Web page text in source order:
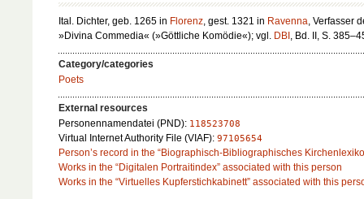
Ital. Dichter, geb. 1265 in Florenz, gest. 1321 in Ravenna, Verfasser
»Divina Commedia« (»Göttliche Komödie«); vgl. DBI , Bd. II, S.
Category/categories
Poets
External resources
Personennamendatei (PND): 118523708
Virtual Internet Authority File (VIAF): 97105654
Person’s record in the “Biographisch-Bibliographisches
Works in the “Digitalen Portraitindex” associated with this person
Works in the “Virtuelles Kupferstichkabinett” associated with this